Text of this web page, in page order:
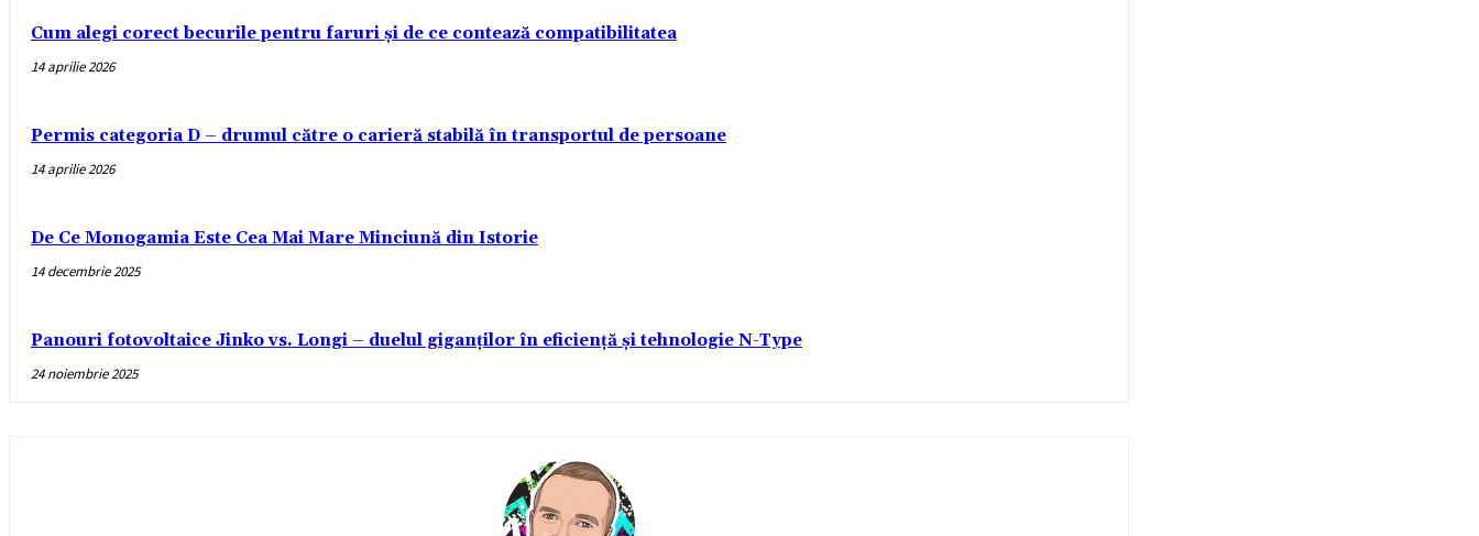
Cum alegi corect becurile pentru faruri și de ce contează compatibilitatea
14 aprilie 2026
Permis categoria D – drumul către o carieră stabilă în transportul de persoane
14 aprilie 2026
De Ce Monogamia Este Cea Mai Mare Minciună din Istorie
14 decembrie 2025
Panouri fotovoltaice Jinko vs. Longi – duelul giganților în eficiență și tehnologie N-Type
24 noiembrie 2025